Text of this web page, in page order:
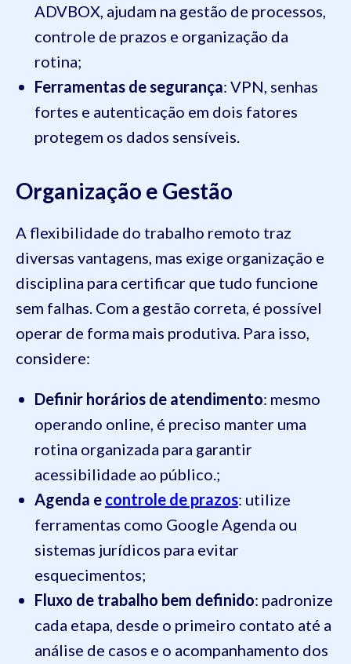
ADVBOX, ajudam na gestão de processos,
controle de prazos e organização da
rotina;
Ferramentas de segurança: VPN, senhas
fortes e autenticação em dois fatores
protegem os dados sensíveis.
Organização e Gestão
A flexibilidade do trabalho remoto traz
diversas vantagens, mas exige organização e
disciplina para certificar que tudo funcione
sem falhas. Com a gestão correta, é possível
operar de forma mais produtiva. Para isso,
considere:
Definir horários de atendimento: mesmo
operando online, é preciso manter uma
rotina organizada para garantir
acessibilidade ao público.;
Agenda e controle de prazos: utilize
ferramentas como Google Agenda ou
sistemas jurídicos para evitar
esquecimentos;
Fluxo de trabalho bem definido: padronize
cada etapa, desde o primeiro contato até a
análise de casos e o acompanhamento dos